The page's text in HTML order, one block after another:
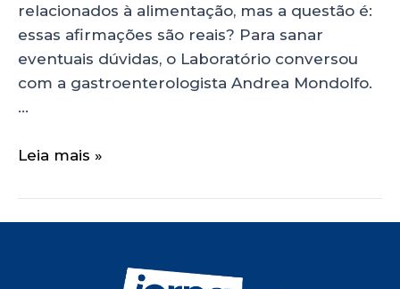
relacionados à alimentação, mas a questão é:
essas afirmações são reais? Para sanar
eventuais dúvidas, o Laboratório conversou
com a gastroenterologista Andrea Mondolfo.
…
Leia mais »